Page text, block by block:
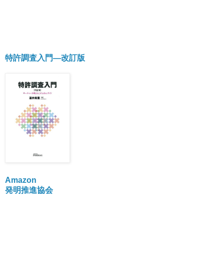
特許調査入門―改訂版
Amazon
発明推進協会